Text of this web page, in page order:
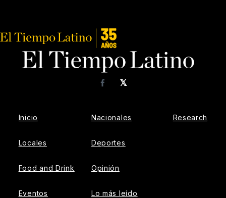
𝕏
Facebook
Inicio
Locales
Food and Drink
Eventos
Nacionales
Deportes
Opinión
Lo más leído
Research